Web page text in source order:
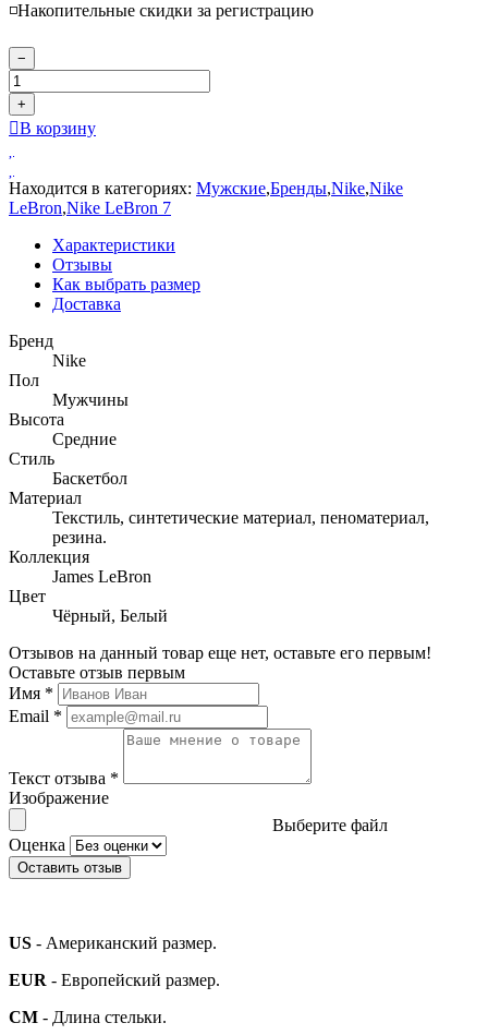
◽️Накопительные скидки за регистрацию
−
+
В корзину
Находится в категориях: Мужские,Бренды,Nike,Nike
LeBron,Nike LeBron 7
Характеристики
Отзывы
Как выбрать размер
Доставка
Бренд
Nike
Пол
Мужчины
Высота
Средние
Стиль
Баскетбол
Материал
Текстиль, синтетические материал, пеноматериал,
резина.
Коллекция
James LeBron
Цвет
Чёрный, Белый
Отзывов на данный товар еще нет, оставьте его первым!
Оставьте отзыв первым
Имя *
Email *
Текст отзыва *
Изображение
Выберите файл
Оценка
Оставить отзыв
US - Американский размер.
EUR - Европейский размер.
СМ - Длина стельки.